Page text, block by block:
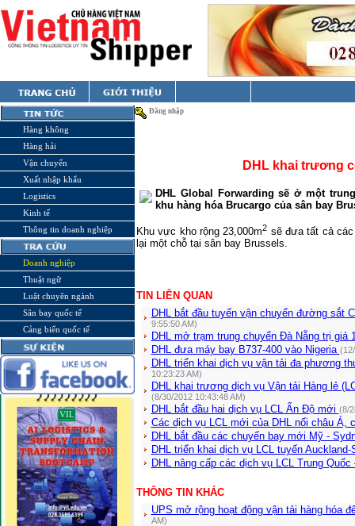
Hàng không
Hàng hải
Vận chuyển
Xuất nhập khẩu
Logistics
Kinh tế
Thông tin doanh nghiệp
Doanh nghiệp
Thuật ngữ
Luật chuyên ngành
Sân bay quốc tế
Cảng biển quốc tế
Đăng nhập
DHL khai trương
DHL Global Forwarding sẽ ở một
khu hàng hóa Brucargo của sân bay
Khu vực kho rộng 23,000m2 sẽ đưa tất cả các
lại một chỗ tại sân bay Brussels.
TIN LIÊN QUAN
DHL bắt đầu tuyến vận chuyển đường sắt
9:55:50 AM)
DHL mở trạm trung chuyển Đà Nẵng trị giá
DHL đưa máy bay B737-400 vào Nigeria
DHL triển khai dịch vụ vận tải đa phương
10:23:23 AM)
DHL khai trương dịch vụ Vận tải Hàng lẻ
(8/30/2012 10:43:48 AM)
DHL bắt đầu hai dịch vụ LCL Ấn Độ mới (8/
Các dịch vụ LCL mới của DHL nối châu Á,
DHL bắt đầu các chuyến bay mới Mỹ -
DHL triển khai dịch vụ LCL tuyến
DHL nâng cấp các dịch vụ LCL Trung
THÔNG TIN KHÁC
UPS mở rộng hoạt động vận tải hàng hóa
AM)